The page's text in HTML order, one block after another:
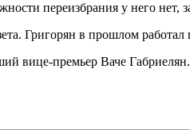
переизбрания у него нет,
Григорян в прошлом работал
вице-премьер Ваче Габриелян.